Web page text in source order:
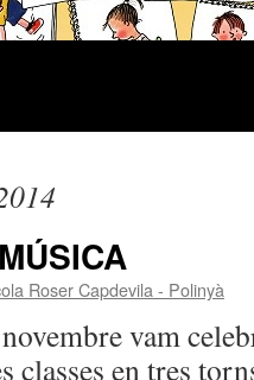
Roser Capdevila - Polinyà
vam
classes en tres